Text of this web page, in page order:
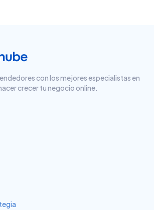
con los mejores especialistas en
crecer tu negocio online.